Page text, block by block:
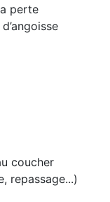
perte
coucher
repassage...)